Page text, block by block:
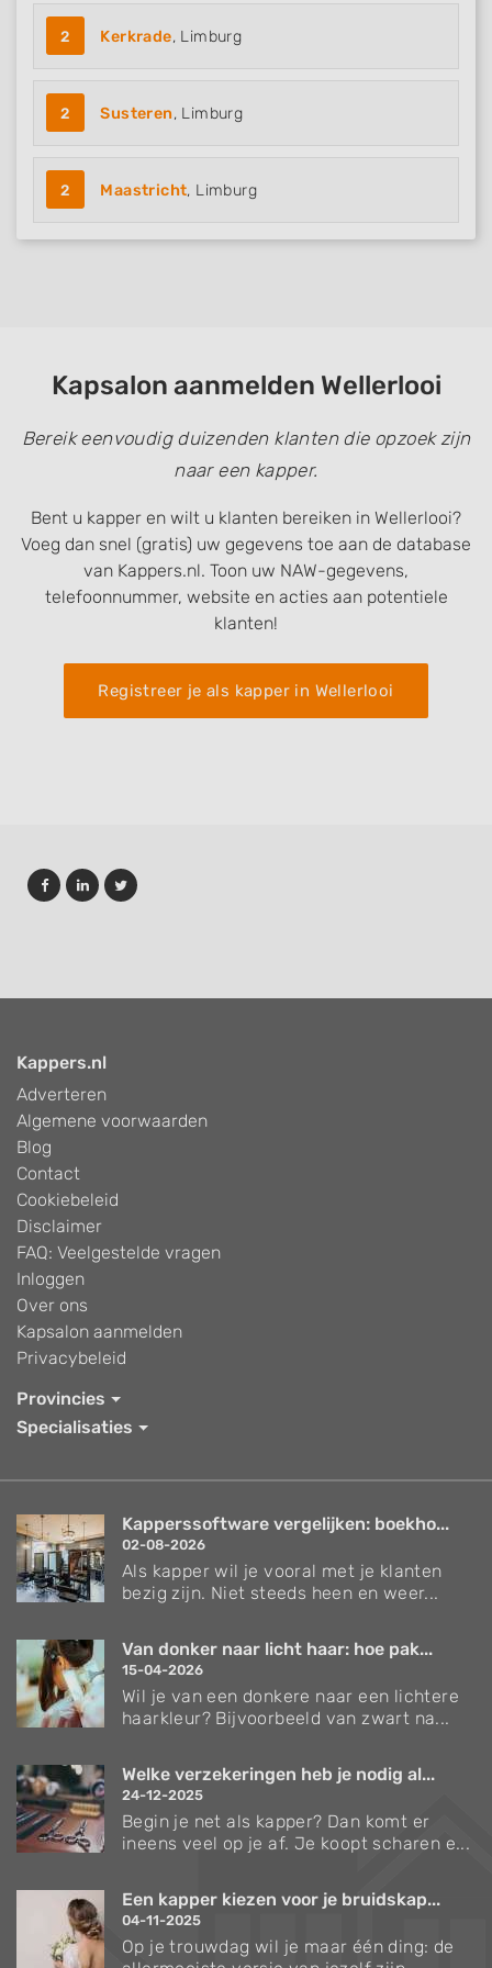
2 Kerkrade, Limburg
2 Susteren, Limburg
2 Maastricht, Limburg
Kapsalon aanmelden Wellerlooi
Bereik eenvoudig duizenden klanten die opzoek zijn
naar een kapper.
Bent u kapper en wilt u klanten bereiken in Wellerlooi?
Voeg dan snel (gratis) uw gegevens toe aan de database
van Kappers.nl. Toon uw NAW-gegevens,
telefoonnummer, website en acties aan potentiele
klanten!
Registreer je als kapper in Wellerlooi
Kappers.nl
Adverteren
Algemene voorwaarden
Blog
Contact
Cookiebeleid
Disclaimer
FAQ: Veelgestelde vragen
Inloggen
Over ons
Kapsalon aanmelden
Privacybeleid
Provincies
Specialisaties
Kapperssoftware vergelijken: boekho...
02-08-2026
Als kapper wil je vooral met je klanten
bezig zijn. Niet steeds heen en weer...
Van donker naar licht haar: hoe pak...
15-04-2026
Wil je van een donkere naar een lichtere
haarkleur? Bijvoorbeeld van zwart na...
Welke verzekeringen heb je nodig al...
24-12-2025
Begin je net als kapper? Dan komt er
ineens veel op je af. Je koopt scharen e...
Een kapper kiezen voor je bruidskap...
04-11-2025
Op je trouwdag wil je maar één ding: de
Use limited data to select content
Use precise geolocation data
actively requested
Advertising